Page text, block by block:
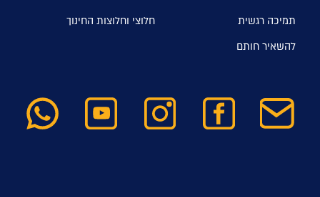
תמיכה רגשית
חלוצי וחלוצות החינוך
להשאיר חותם